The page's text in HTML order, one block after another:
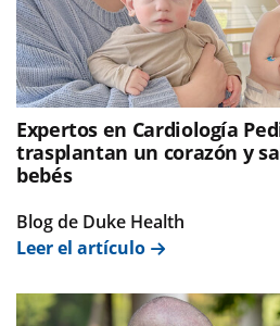
Expertos en Cardiología
trasplantan un corazón y
bebés
Blog de Duke Health
Leer el artículo